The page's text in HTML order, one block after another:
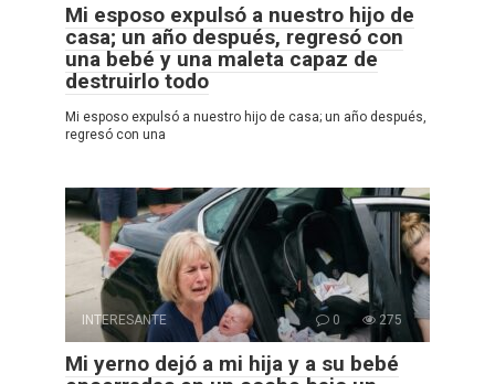
Mi esposo expulsó a nuestro hijo de
casa; un año después, regresó con
una bebé y una maleta capaz de
destruirlo todo
Mi esposo expulsó a nuestro hijo de casa; un año después,
regresó con una
INTERESANTE 0 275
Mi yerno dejó a mi hija y a su bebé